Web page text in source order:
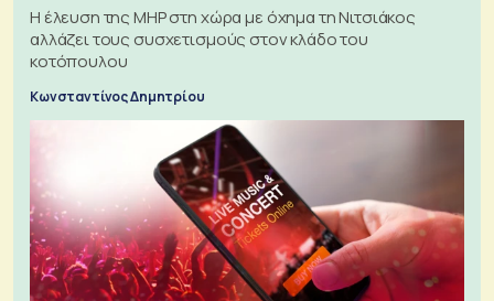
H έλευση της MHP στη χώρα με όχημα τη Νιτσιάκος
αλλάζει τους συσχετισμούς στον κλάδο του
κοτόπουλου
Κωνσταντίνος Δημητρίου